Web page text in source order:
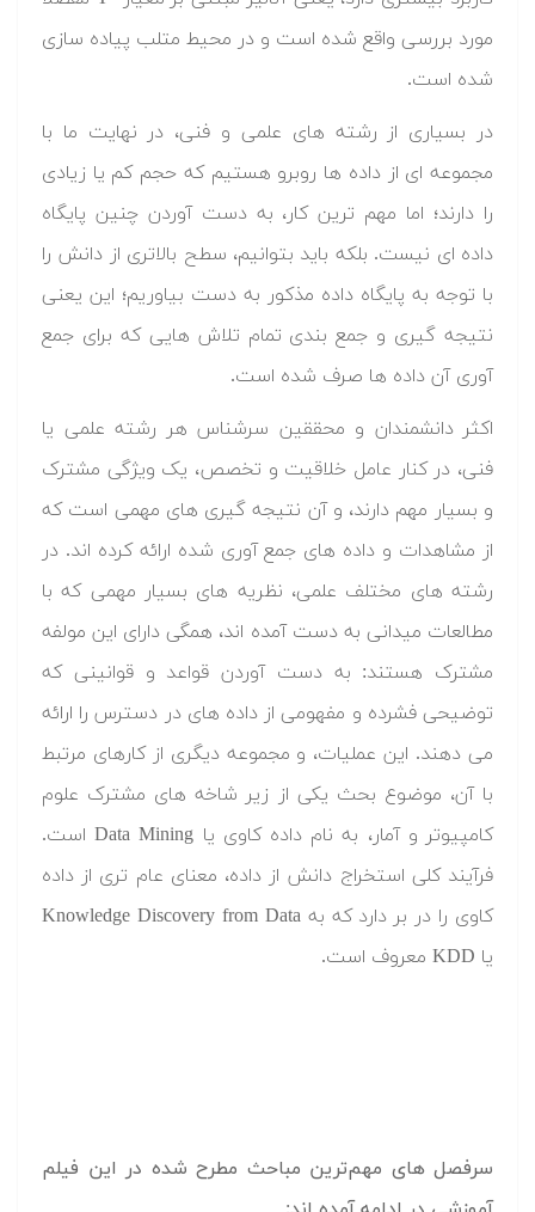
مورد بررسی واقع شده است و در محیط متلب پیاده سازی
شده است.
در بسیاری از رشته های علمی و فنی، در نهایت ما با
مجموعه ای از داده ها روبرو هستیم که حجم کم یا زیادی
را دارند؛ اما مهم ترین کار، به دست آوردن چنین پایگاه
داده ای نیست. بلکه باید بتوانیم، سطح بالاتری از دانش را
با توجه به پایگاه داده مذکور به دست بیاوریم؛ این یعنی
نتیجه گیری و جمع بندی تمام تلاش هایی که برای جمع
آوری آن داده ها صرف شده است.
اکثر دانشمندان و محققین سرشناس هر رشته علمی یا
فنی، در کنار عامل خلاقیت و تخصص، یک ویژگی مشترک
و بسیار مهم دارند، و آن نتیجه گیری های مهمی است که
از مشاهدات و داده های جمع آوری شده ارائه کرده اند. در
رشته های مختلف علمی، نظریه های بسیار مهمی که با
مطالعات میدانی به دست آمده اند، همگی دارای این مولفه
مشترک هستند: به دست آوردن قواعد و قوانینی که
توضیحی فشرده و مفهومی از داده های در دسترس را ارائه
می دهند. این عملیات، و مجموعه دیگری از کارهای مرتبط
با آن، موضوع بحث یکی از زیر شاخه های مشترک علوم
کامپیوتر و آمار، به نام داده کاوی یا Data Mining است.
فرآیند کلی استخراج دانش از داده، معنای عام تری از داده
کاوی را در بر دارد که به Knowledge Discovery from Data
یا KDD معروف است.
سرفصل های مهم‌ترین مباحث مطرح شده در این فیلم